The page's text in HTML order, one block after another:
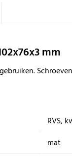
mm
RVS,
mat